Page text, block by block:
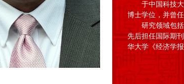
于中国科技大
博士学位，并曾
研究领域包括
先后担任国际期
华大学《经济学